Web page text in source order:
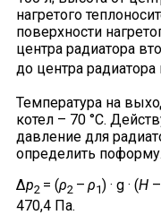
нагретого
поверхности
центра радиатора
до центра радиатора
Температура на
котел – 70 °C.
давление для
определить
Δp2 = (ρ2 – ρ1) · g · (H–
470,4 Па.